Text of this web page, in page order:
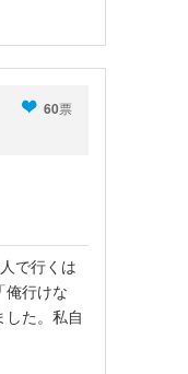
60票
で行くは
俺行けな
た。私自